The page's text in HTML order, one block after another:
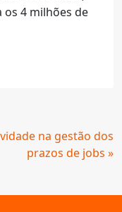
4 milhões de
na gestão dos
prazos de jobs »